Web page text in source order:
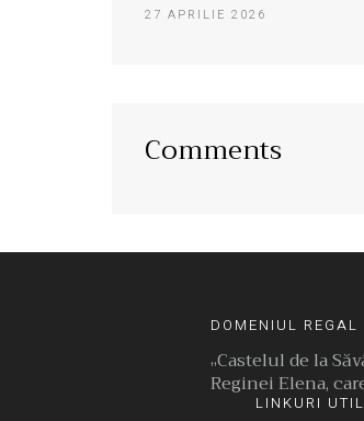
27 APRILIE 2026
Comments
DOMENIUL REGAL
„Castelul de la
Reginei Elena,
LINKURI